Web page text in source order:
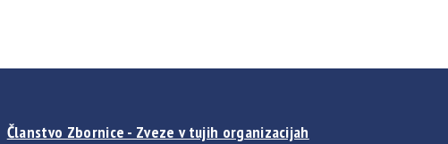
Članstvo Zbornice - Zveze v tujih organizacijah